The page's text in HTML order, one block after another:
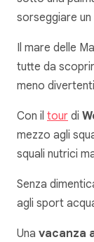
sorseggiare
Il mare delle
tutte da
meno
Con il tour di
mezzo agli
squali nutrici
Senza
agli sport
Una vacanza